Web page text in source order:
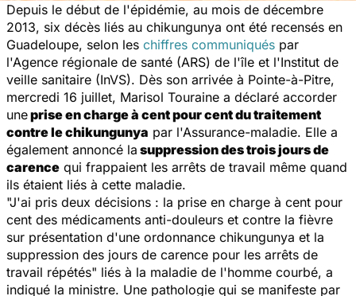
Depuis le début de l'épidémie, au mois de décembre
2013, six décès liés au chikungunya ont été recensés en
Guadeloupe, selon les chiffres communiqués par
l'Agence régionale de santé (ARS) de l'île et l'Institut de
veille sanitaire (InVS). Dès son arrivée à Pointe-à-Pitre,
mercredi 16 juillet, Marisol Touraine a déclaré accorder
uneprise en charge à cent pour cent du traitement
contre le chikungunya par l'Assurance-maladie. Elle a
également annoncé la suppression des trois jours de
carence qui frappaient les arrêts de travail même quand
ils étaient liés à cette maladie.
"J'ai pris deux décisions : la prise en charge à cent pour
cent des médicaments anti-douleurs et contre la fièvre
sur présentation d'une ordonnance chikungunya et la
suppression des jours de carence pour les arrêts de
travail répétés" liés à la maladie de l'homme courbé, a
indiqué la ministre. Une pathologie qui se manifeste par